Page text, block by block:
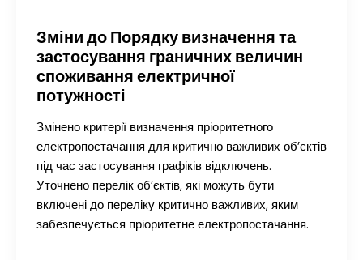
Зміни до Порядку визначення та
застосування граничних величин
споживання електричної
потужності
Змінено критерії визначення пріоритетного
електропостачання для критично важливих об’єктів
під час застосування графіків відключень.
Уточнено перелік об’єктів, які можуть бути
включені до переліку критично важливих, яким
забезпечується пріоритетне електропостачання.